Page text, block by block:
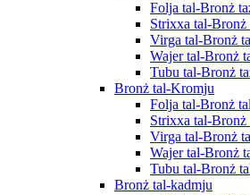
Folja tal-Bronż
Strixxa tal-
Virga tal-Bronż
Wajer tal-Bronż
Tubu tal-Bronż
Bronż tal-Kromju
Folja tal-Bronż
Strixxa tal-
Virga tal-Bronż
Wajer tal-Bronż
Tubu tal-Bronż
Bronż tal-kadmju